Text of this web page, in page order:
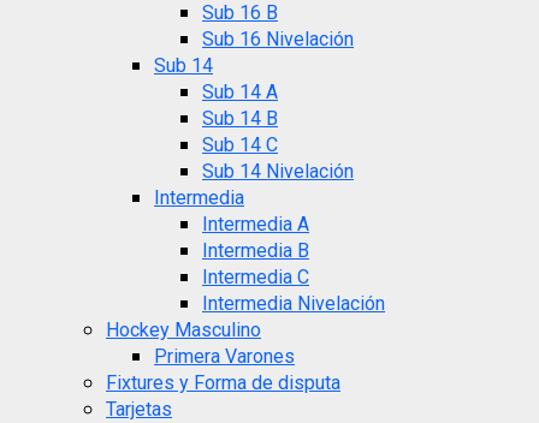
Sub 16 B
Sub 16 Nivelación
Sub 14
Sub 14 A
Sub 14 B
Sub 14 C
Sub 14 Nivelación
Intermedia
Intermedia A
Intermedia B
Intermedia C
Intermedia Nivelación
Hockey Masculino
Primera Varones
Fixtures y Forma de disputa
Tarjetas